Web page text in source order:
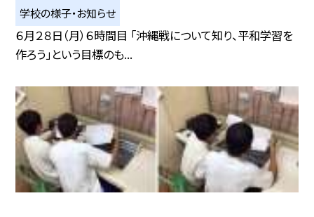
学校の様子・お知らせ
６月２８日（月）６時間目 「沖縄戦について知り、平和学習を
作ろう」という目標のも...